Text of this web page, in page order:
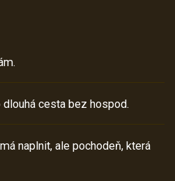
cesta bez hospod.
naplnit, ale pochodeň, která